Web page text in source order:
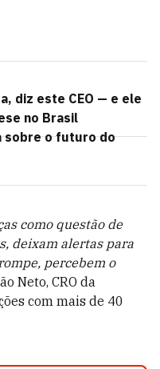
diz este CEO — e ele
no Brasil
sobre o futuro do
como questão de
deixam alertas para
percebem o
Neto, CRO da
com mais de 40